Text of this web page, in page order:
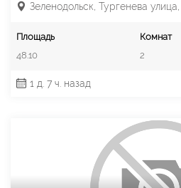
Зеленодольск, Тургенева
Площадь
48.10
Комнат
2
1 д. 7 ч. назад